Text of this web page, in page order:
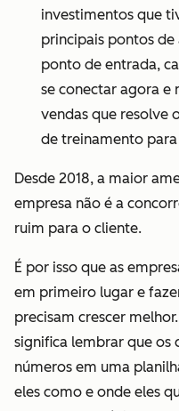
investimentos que
principais pontos
ponto de entrada,
se conectar agora e
vendas que resolve
de treinamento para
Desde 2018, a maior
empresa não é a
ruim para o cliente.
É por isso que as
em primeiro lugar e
precisam crescer
significa lembrar que os
números em uma
eles como e onde eles